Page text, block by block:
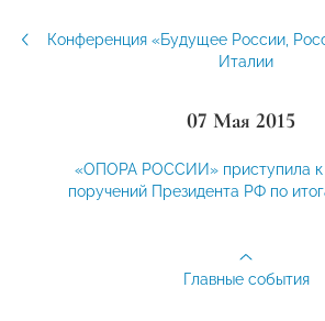
Конференция «Будущее России,
Италии
07 Мая 2015
«ОПОРА РОССИИ» приступила к
поручений Президента РФ по
Главные события